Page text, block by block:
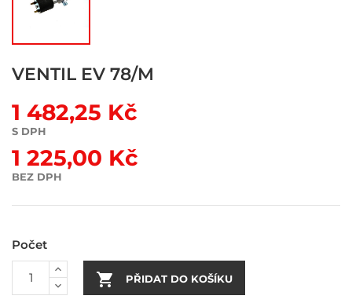
VENTIL EV 78/M
1 482,25 Kč
S DPH
1 225,00 Kč
BEZ DPH
Počet
 PŘIDAT DO KOŠÍKU